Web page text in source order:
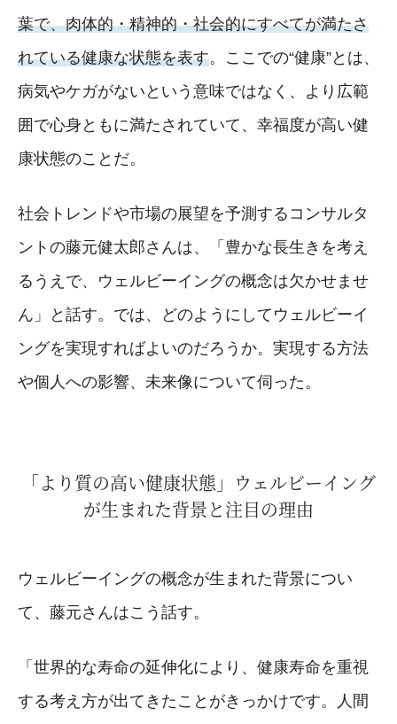
葉で、肉体的・精神的・社会的にすべてが満たさ
れている健康な状態を表す。ここでの“健康”とは、
病気やケガがないという意味ではなく、より広範
囲で心身ともに満たされていて、幸福度が高い健
康状態のことだ。
社会トレンドや市場の展望を予測するコンサルタ
ントの藤元健太郎さんは、「豊かな長生きを考え
るうえで、ウェルビーイングの概念は欠かせませ
ん」と話す。では、どのようにしてウェルビーイ
ングを実現すればよいのだろうか。実現する方法
や個人への影響、未来像について伺った。
「より質の高い健康状態」ウェルビーイング
が生まれた背景と注目の理由
ウェルビーイングの概念が生まれた背景につい
て、藤元さんはこう話す。
「世界的な寿命の延伸化により、健康寿命を重視
する考え方が出てきたことがきっかけです。人間